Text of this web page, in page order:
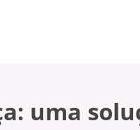
uma